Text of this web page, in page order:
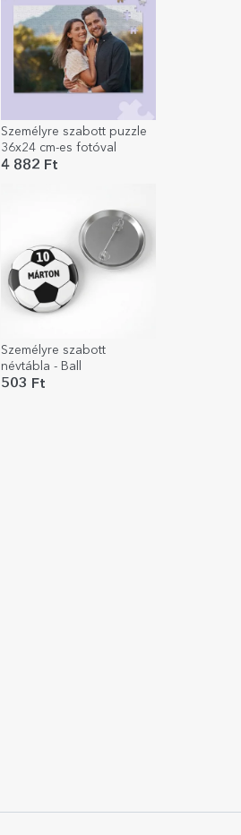
Személyre szabott puzzle
36x24 cm-es fotóval
4 882 Ft
Személyre szabott
névtábla - Ball
503 Ft